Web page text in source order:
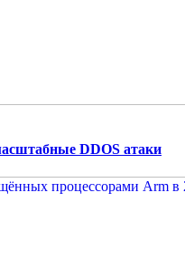
DDOS атаки